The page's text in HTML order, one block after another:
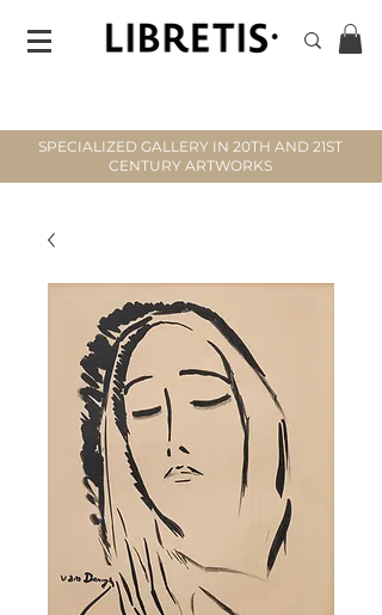
SPECIALIZED GALLERY IN 20TH AND 21ST
CENTURY ARTWORKS